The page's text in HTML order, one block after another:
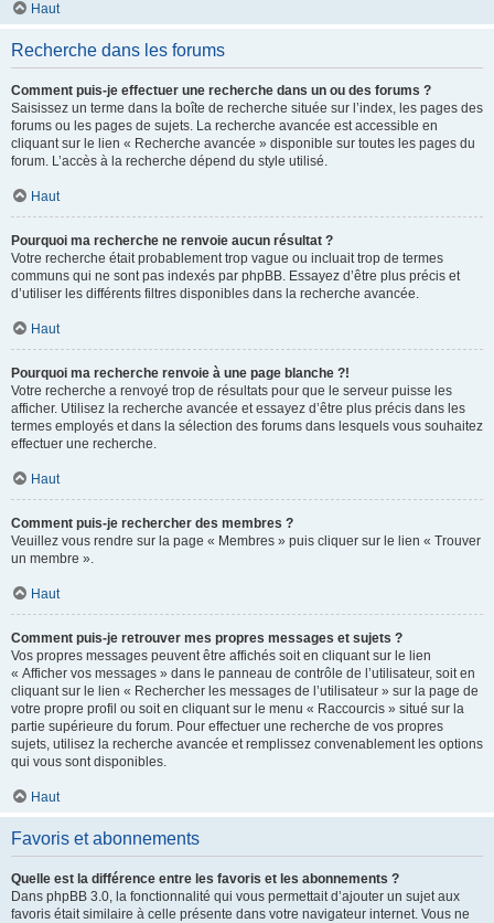
Haut
Recherche dans les forums
Comment puis-je effectuer une recherche dans un ou des forums ?
Saisissez un terme dans la boîte de recherche située sur l’index, les pages des
forums ou les pages de sujets. La recherche avancée est accessible en
cliquant sur le lien « Recherche avancée » disponible sur toutes les pages du
forum. L’accès à la recherche dépend du style utilisé.
Haut
Pourquoi ma recherche ne renvoie aucun résultat ?
Votre recherche était probablement trop vague ou incluait trop de termes
communs qui ne sont pas indexés par phpBB. Essayez d’être plus précis et
d’utiliser les différents filtres disponibles dans la recherche avancée.
Haut
Pourquoi ma recherche renvoie à une page blanche ?!
Votre recherche a renvoyé trop de résultats pour que le serveur puisse les
afficher. Utilisez la recherche avancée et essayez d’être plus précis dans les
termes employés et dans la sélection des forums dans lesquels vous souhaitez
effectuer une recherche.
Haut
Comment puis-je rechercher des membres ?
Veuillez vous rendre sur la page « Membres » puis cliquer sur le lien « Trouver
un membre ».
Haut
Comment puis-je retrouver mes propres messages et sujets ?
Vos propres messages peuvent être affichés soit en cliquant sur le lien
« Afficher vos messages » dans le panneau de contrôle de l’utilisateur, soit en
cliquant sur le lien « Rechercher les messages de l’utilisateur » sur la page de
votre propre profil ou soit en cliquant sur le menu « Raccourcis » situé sur la
partie supérieure du forum. Pour effectuer une recherche de vos propres
sujets, utilisez la recherche avancée et remplissez convenablement les options
qui vous sont disponibles.
Haut
Favoris et abonnements
Quelle est la différence entre les favoris et les abonnements ?
Dans phpBB 3.0, la fonctionnalité qui vous permettait d’ajouter un sujet aux
favoris était similaire à celle présente dans votre navigateur internet. Vous ne